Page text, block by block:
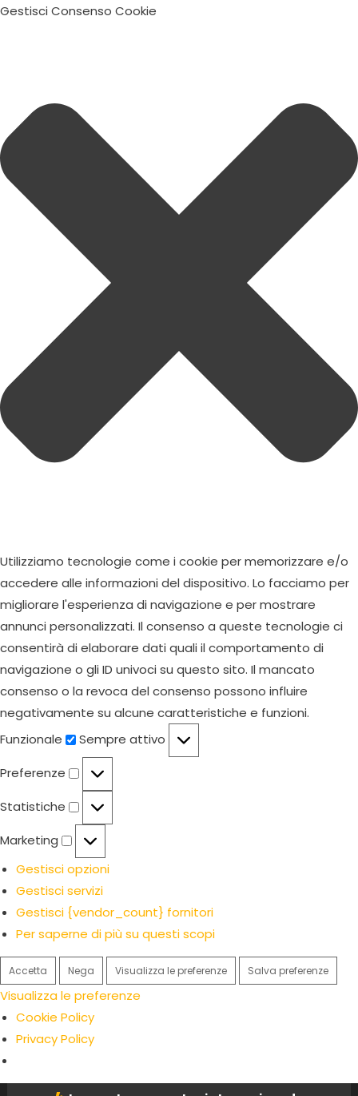
Gestisci Consenso Cookie
Utilizziamo tecnologie come i cookie per memorizzare e/o
accedere alle informazioni del dispositivo. Lo facciamo per
migliorare l'esperienza di navigazione e per mostrare
annunci personalizzati. Il consenso a queste tecnologie ci
consentirà di elaborare dati quali il comportamento di
navigazione o gli ID univoci su questo sito. Il mancato
consenso o la revoca del consenso possono influire
negativamente su alcune caratteristiche e funzioni.
Funzionale
Funzionale
Sempre attivo
Preferenze
Preferenze
Statistiche Statistiche
Marketing Marketing
Gestisci opzioni
Gestisci servizi
Gestisci {vendor_count} fornitori
Per saperne di più su questi scopi
Accetta Nega Visualizza le preferenze Salva preferenze
Visualizza le preferenze
Cookie Policy
Privacy Policy